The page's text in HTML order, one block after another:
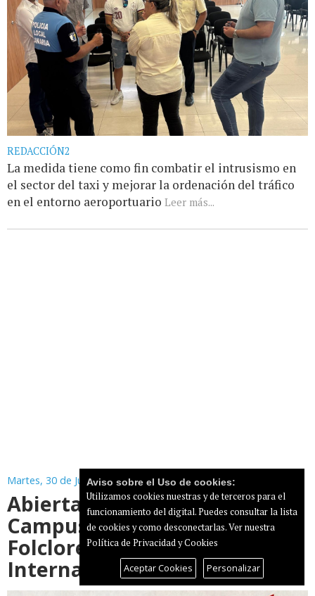
REDACCIÓN2
La medida tiene como fin combatir el intrusismo en
el sector del taxi y mejorar la ordenación del tráfico
en el entorno aeroportuario Leer más...
Martes, 30 de Junio de 2026
Abierta la matrícula del XIII
Campus de Etnografía y
Folclore del Festival
Internacional de Ingenio
Aviso sobre el Uso de cookies:
Utilizamos cookies nuestras y de terceros para el
funcionamiento del digital. Puedes consultar la lista
de cookies y como desconectarlas.Ver nuestra
Política de Privacidad y Cookies
Aceptar Cookies Personalizar